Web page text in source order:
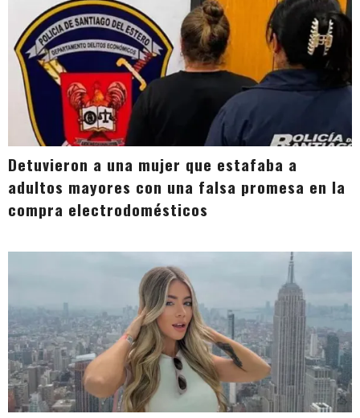
Detuvieron a una mujer que estafaba a
adultos mayores con una falsa promesa en la
compra electrodomésticos